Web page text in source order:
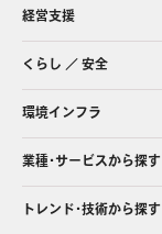
経営支援
くらし ／ 安全
環境インフラ
業種・サービスから探す
トレンド・技術から探す